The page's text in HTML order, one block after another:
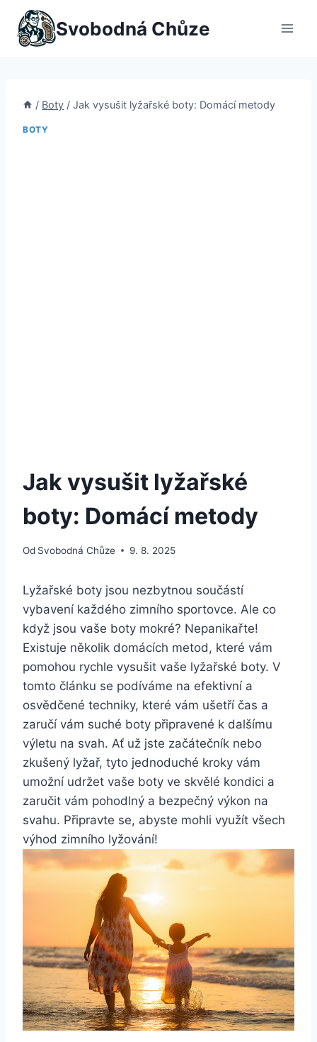
Přeskočit
obsah
Svobodná Chůze
/ Boty / Jak vysušit lyžařské boty: Domácí metody
BOTY
Jak vysušit lyžařské
boty: Domácí metody
Od Svobodná Chůze 9. 8. 2025
Lyžařské⁣ boty jsou nezbytnou součástí
vybavení každého zimního sportovce. Ale ‍co
když jsou ‌vaše boty mokré? Nepanikařte!
Existuje ⁤několik ⁤domácích metod, které⁣ vám
pomohou ​rychle vysušit vaše⁣ lyžařské⁣ boty. V⁢
tomto článku se podíváme na efektivní a
osvědčené techniky, které vám ušetří čas a
zaručí vám ‌suché boty připravené k dalšímu‍
výletu na svah.​ Ať už ⁢jste začátečník nebo ​
zkušený lyžař, ⁣tyto ⁢jednoduché‌ kroky vám
‍umožní udržet vaše boty⁤ ve skvělé kondici a
zaručit vám pohodlný a bezpečný výkon na
svahu. Připravte se, abyste mohli využít všech
výhod zimního lyžování!